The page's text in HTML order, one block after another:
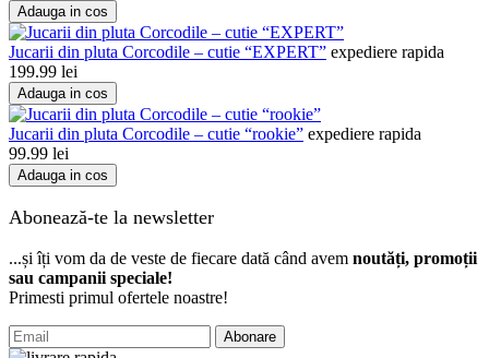
Adauga in cos
Jucarii din pluta Corcodile – cutie “EXPERT” expediere rapida
199.99 lei
Adauga in cos
Jucarii din pluta Corcodile – cutie “rookie” expediere rapida
99.99 lei
Adauga in cos
Abonează-te la newsletter
...și îți vom da de veste de fiecare dată când avem noutăți, promoții
sau campanii speciale!
Primesti primul ofertele noastre!
Abonare